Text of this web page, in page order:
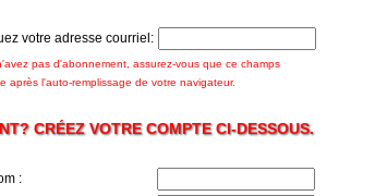
votre adresse courriel:
pas d'abonnement, assurez-vous que ce champs
après l'auto-remplissage de votre navigateur.
CRÉEZ VOTRE COMPTE CI-DESSOUS.
: